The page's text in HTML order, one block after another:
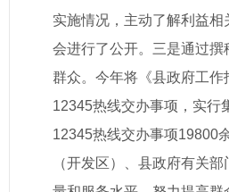
实施情况，主动了解利益
会进行了公开。三是通过
群众。今年将《县政府工
12345热线交办事项，实行
12345热线交办事项19800
（开发区）、县政府有关